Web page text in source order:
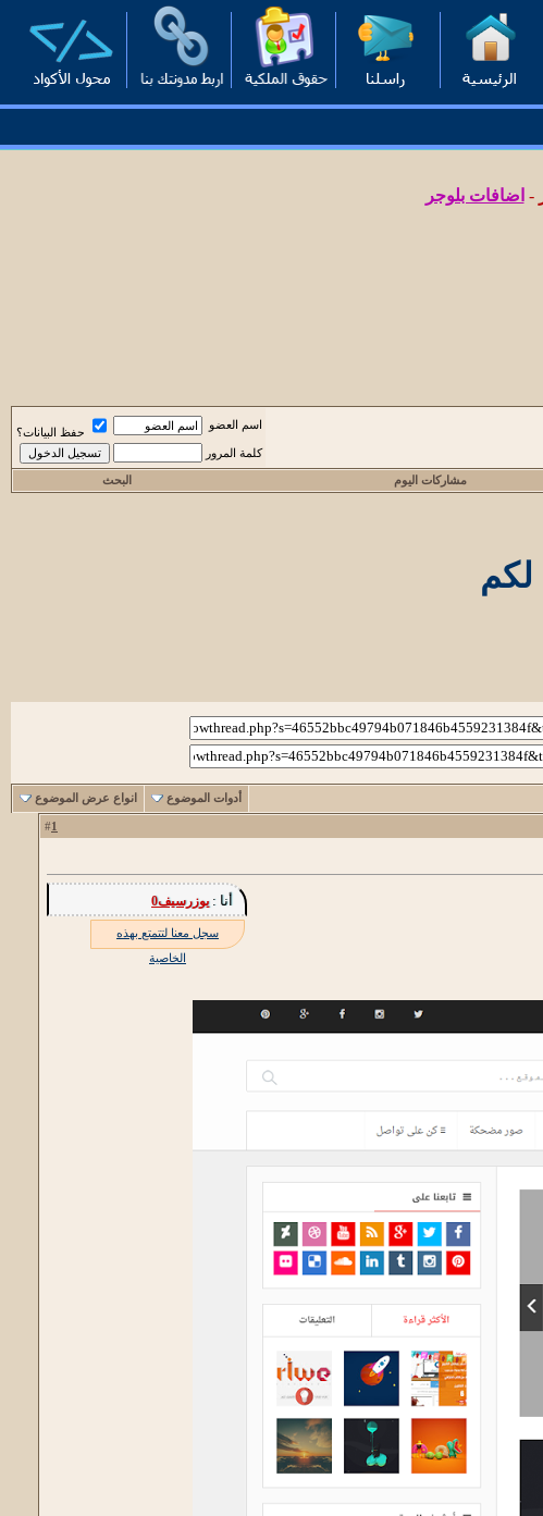
- اضافات بلوجر
اسم العضو
حفظ البيانات؟
كلمة المرور
مشاركات اليوم البحث
أدوات الموضوع انواع عرض الموضوع
1
أنا :يوزرسيف0
سجل معنا لتتمتع بهذه
الخاصية